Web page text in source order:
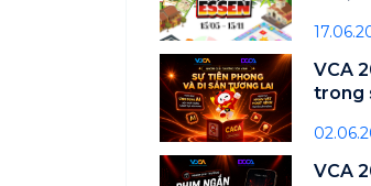
VCA
trong
VCA